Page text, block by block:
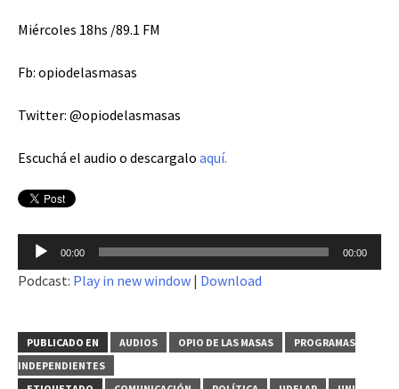
Miércoles 18hs /89.1 FM
Fb: opiodelasmasas
Twitter: @opiodelasmasas
Escuchá el audio o descargalo aquí.
Reproductor
audio
00:00 00:00
Podcast: Play in new window | Download
PUBLICADO EN AUDIOS OPIO DE LAS MASAS
PROGRAMAS
INDEPENDIENTES